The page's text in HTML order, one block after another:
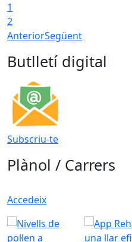
1
2
AnteriorSegüent
Butlletí digital
Subscriu-te
Plànol / Carrers
Accedeix